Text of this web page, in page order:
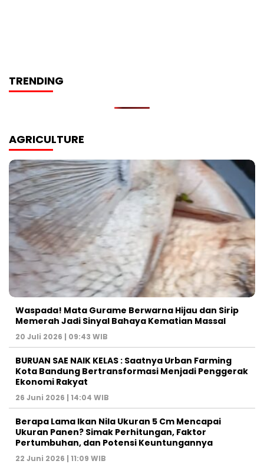
TRENDING
AGRICULTURE
Waspada! Mata Gurame Berwarna Hijau dan Sirip
Memerah Jadi Sinyal Bahaya Kematian Massal
20 Juli 2026 | 09:43 WIB
BURUAN SAE NAIK KELAS : Saatnya Urban Farming
Kota Bandung Bertransformasi Menjadi Penggerak
Ekonomi Rakyat
26 Juni 2026 | 14:04 WIB
Berapa Lama Ikan Nila Ukuran 5 Cm Mencapai
Ukuran Panen? Simak Perhitungan, Faktor
Pertumbuhan, dan Potensi Keuntungannya
22 Juni 2026 | 11:09 WIB